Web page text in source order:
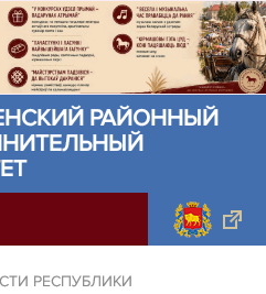
РАЙОННЫЙ
РЕСПУБЛИКИ